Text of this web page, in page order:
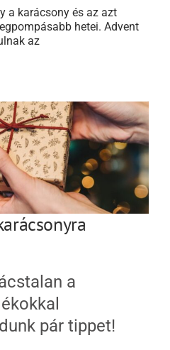
a karácsony és az azt
hetei. Advent
az
a
pár tippet!